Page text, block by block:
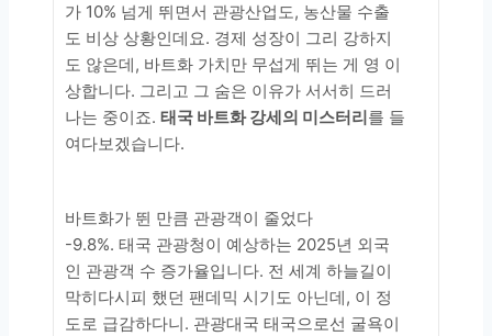
가 10% 넘게 뛰면서 관광산업도, 농산물 수출
도 비상 상황인데요. 경제 성장이 그리 강하지
도 않은데, 바트화 가치만 무섭게 뛰는 게 영 이
상합니다. 그리고 그 숨은 이유가 서서히 드러
나는 중이죠. 태국 바트화 강세의 미스터리를 들
여다보겠습니다.
바트화가 뛴 만큼 관광객이 줄었다
-9.8%. 태국 관광청이 예상하는 2025년 외국
인 관광객 수 증가율입니다. 전 세계 하늘길이
막히다시피 했던 팬데믹 시기도 아닌데, 이 정
도로 급감하다니. 관광대국 태국으로선 굴욕이